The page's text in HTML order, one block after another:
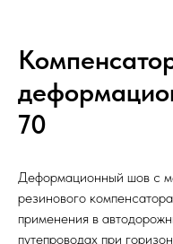
70
Деформационный шов с
резинового
применения в
путепроводах при